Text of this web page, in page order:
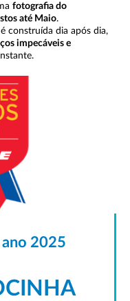
fotografia do
até Maio.
construída dia após dia,
impecáveis e
2025